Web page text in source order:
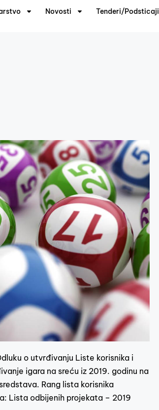
Novosti Tenderi/Podsticaji
o utvrđivanju Liste korisnika i
igara na sreću iz 2019. godinu na
Rang lista korisnika
Lista odbijenih projekata – 2019